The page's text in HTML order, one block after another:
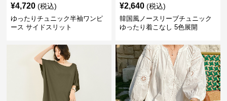
¥4,720 (税込)
ゆったりチュニック半袖ワンピ
ース サイドスリット
¥2,640 (税込)
韓国風ノースリーブチュニック
ゆったり着こなし 5色展開